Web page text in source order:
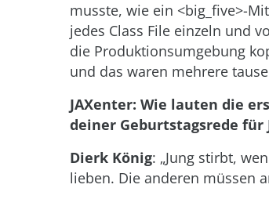
musste, wie ein <big_five>-
jedes Class File einzeln und
die Produktionsumgebung
und das waren mehrere
JAXenter: Wie lauten die
deiner Geburtstagsrede für
Dierk König: „Jung stirbt,
lieben. Die anderen müssen